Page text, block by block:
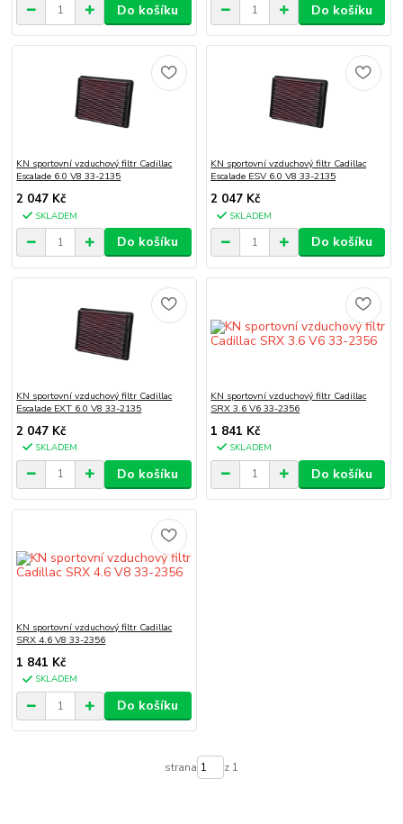
Do košíku Do košíku
KN sportovní vzduchový filtr Cadillac
Escalade 6.0 V8 33-2135
2 047 Kč
SKLADEM
Do košíku
KN sportovní vzduchový filtr Cadillac
Escalade ESV 6.0 V8 33-2135
2 047 Kč
SKLADEM
Do košíku
KN sportovní vzduchový filtr Cadillac
Escalade EXT 6.0 V8 33-2135
2 047 Kč
SKLADEM
Do košíku
KN sportovní vzduchový filtr Cadillac
SRX 3.6 V6 33-2356
1 841 Kč
SKLADEM
Do košíku
KN sportovní vzduchový filtr Cadillac
SRX 4.6 V8 33-2356
1 841 Kč
SKLADEM
Do košíku
strana z 1